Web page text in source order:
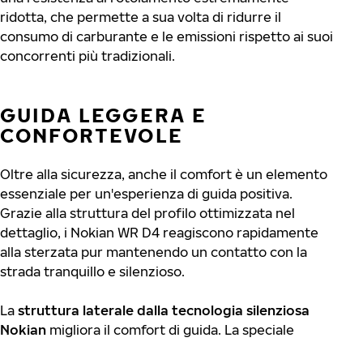
ridotta, che permette a sua volta di ridurre il
consumo di carburante e le emissioni rispetto ai suoi
concorrenti più tradizionali.
GUIDA LEGGERA E
CONFORTEVOLE
Oltre alla sicurezza, anche il comfort è un elemento
essenziale per un'esperienza di guida positiva.
Grazie alla struttura del profilo ottimizzata nel
dettaglio, i Nokian WR D4 reagiscono rapidamente
alla sterzata pur mantenendo un contatto con la
strada tranquillo e silenzioso.
La struttura laterale dalla tecnologia silenziosa
Nokian migliora il comfort di guida. La speciale